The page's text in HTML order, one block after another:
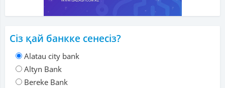
Сіз қай банкке сенесіз?
Alatau city bank
Altyn Bank
Bereke Bank